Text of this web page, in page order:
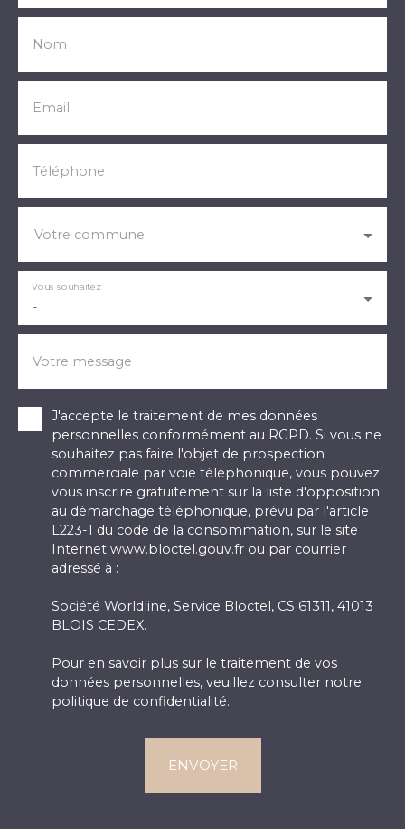
Nom
Email
Téléphone
Votre commune
-
Vous souhaitez
Votre message
J'accepte le traitement de mes données
personnelles conformément au RGPD. Si vous ne
souhaitez pas faire l'objet de prospection
commerciale par voie téléphonique, vous pouvez
vous inscrire gratuitement sur la liste d'opposition
au démarchage téléphonique, prévu par l'article
L223-1 du code de la consommation, sur le site
Internet www.bloctel.gouv.fr ou par courrier
adressé à :
Société Worldline, Service Bloctel, CS 61311, 41013
BLOIS CEDEX.
Pour en savoir plus sur le traitement de vos
données personnelles, veuillez consulter notre
politique de confidentialité.
ENVOYER